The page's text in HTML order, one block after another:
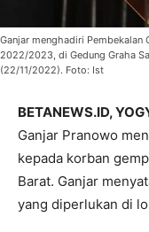
Ganjar menghadiri Pembekalan
2022/2023, di Gedung Graha
(22/11/2022). Foto: Ist
BETANEWS.ID,
Ganjar Pranowo
kepada korban
Barat. Ganjar
yang diperlukan di